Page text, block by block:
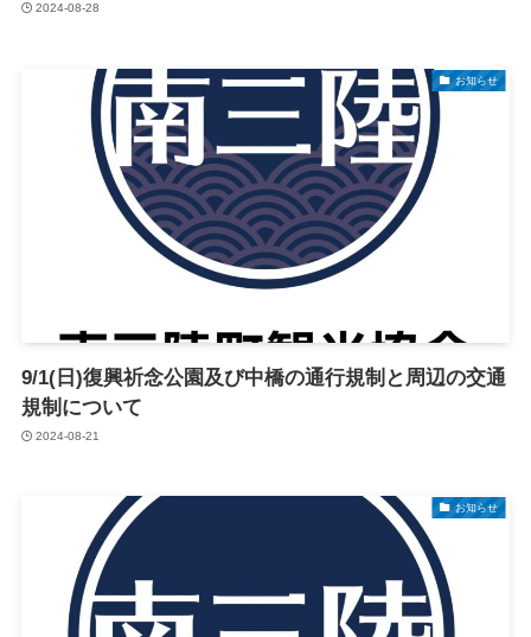
2024-08-28
お知らせ
9/1(日)復興祈念公園及び中橋の通行規制と周辺の交通
規制について
2024-08-21
お知らせ